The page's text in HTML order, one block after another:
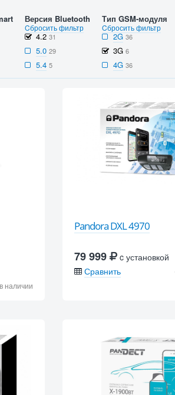
Версия Bluetooth
Cбросить фильтр
4.231
5.0 29
5.4 5
Тип GSM-модуля
Cбросить фильтр
2G 36
3G 6
4G 36
наличии
Pandora DXL 4970
79 999
c установкой
Сравнить